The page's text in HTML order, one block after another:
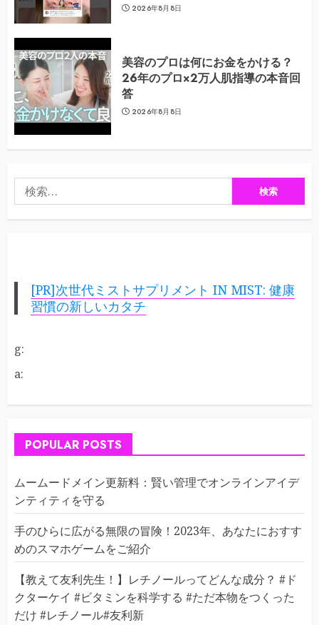
2026年8月8日
美容のプロは何にお金をかける？
26年のプロ×2万人肌指導の本音回
答
2026年8月8日
索:
[PR]次世代ミストサプリメント IN MIST: 健康
習慣の新しいカタチ
g:
a:
POPULAR POSTS
ムームードメイン更新料：賢い管理でオンラインアイデ
ンティティを守る
手のひらに広がる無限の冒険！2023年、あなたにおすす
めのスマホゲームをご紹介
【教えて友利先生！】レチノールってどんな成分？ #ド
クターケイ #ビタミンを科学する #ただ本物をつくった
だけ #レチノール#友利新